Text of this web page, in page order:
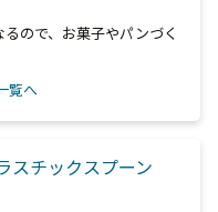
ので、お菓子やパンづく
覧へ
チックスプーン